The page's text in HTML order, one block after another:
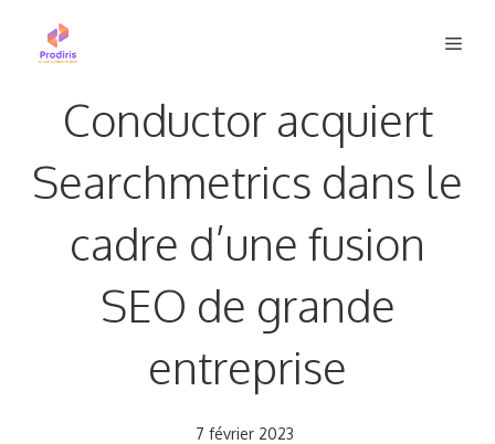
Conductor acquiert
Searchmetrics dans le
cadre d’une fusion
SEO de grande
entreprise
7 février 2023